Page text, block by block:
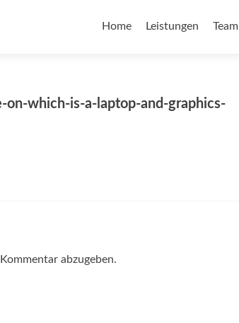
Home Leistungen Team
which-is-a-laptop-and-graphics-
abzugeben.